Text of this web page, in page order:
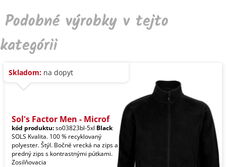
Podobné výrobky v tejto
kategórii
Skladom: na dopyt
Sol's Factor Men - Microf
kód produktu:so03823bl-5xl Black
SOLS Kvalita. 100 % recyklovaný
polyester. Štýl. Bočné vrecká na zips a
predný zips s kontrastnými pútkami.
Zosilňovacia